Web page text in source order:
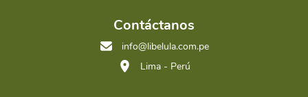
Contáctanos
info@libelula.com.pe
Lima - Perú